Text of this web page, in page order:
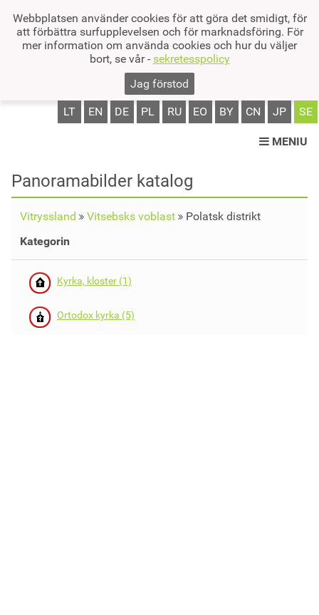
Webbplatsen använder cookies för att göra det smidigt, för
att förbättra surfupplevelsen och för marknadsföring. För
mer information om använda cookies och hur du väljer
bort, se vår - sekretesspolicy
Jag förstod
LT EN DE PL RU EO BY CN JP SE
MENIU
Panoramabilder katalog
Vitryssland Vitsebsks voblast
Polatsk distrikt
Kategorin
Kyrka, kloster (1)
Ortodox kyrka (5)